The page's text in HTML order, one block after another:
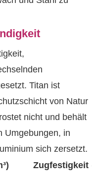
Titan ist
von Natur
nicht und behält
Umgebungen, in
sich zersetzt.
Zugfestigkeit